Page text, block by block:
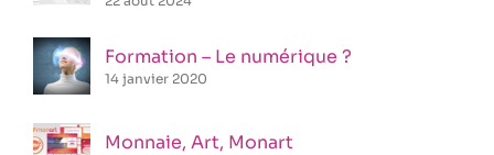
Formation – Le numérique ?
14 janvier 2020
Monnaie, Art, Monart